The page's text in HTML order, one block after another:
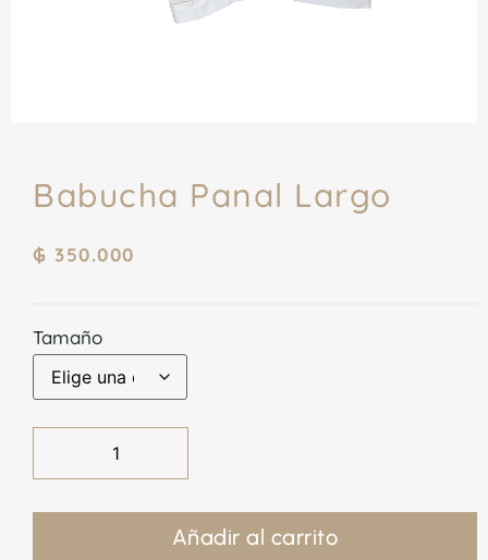
Babucha Panal Largo
₲ 350.000
Tamaño
Añadir al carrito